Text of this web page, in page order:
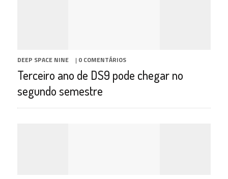
DEEP SPACE NINE | 0 COMENTÁRIOS
Terceiro ano de DS9 pode chegar no
segundo semestre